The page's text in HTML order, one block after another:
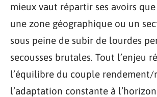
mieux vaut répartir ses avoirs
une zone géographique ou un
sous peine de subir de lourdes
secousses brutales. Tout l’enjeu
l’équilibre du couple rendement/
l’adaptation constante à